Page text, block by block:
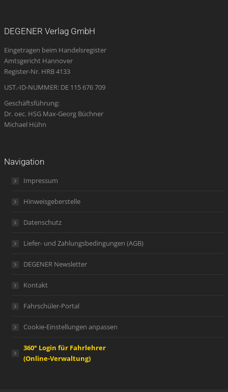
new
window
new
window
new
window
opens
in
new
new
DEGENER Verlag GmbH
Eingetragen beim Handelsregister
Amtsgericht Hannover
Register-Nr. HRB 4133
UST.-ID-NUMMER: DE 115 676 709
Geschäftsführung:
Dr. oec. HSG Max-Georg Büchner
Michael Hühn
Navigation
Impressum
Hinweisgeberstelle
Datenschutz
Liefer- und Zahlungsbedingungen (AGB)
DEGENER Newsletter
Kontakt
Fahrschüler-Portal
Cookie-Einstellungen anpassen
360° Login für Fahrlehrer
(Online-Verwaltung)